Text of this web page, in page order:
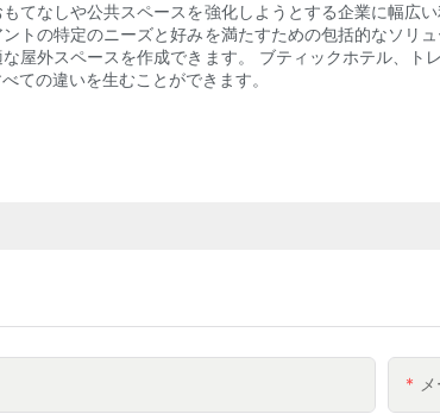
てなしや公共スペースを強化しようとする企業に幅
トの特定のニーズと好みを満たすための包括的なソリ
屋外スペースを作成できます。 ブティックホテル、
ての違いを生むことができます。